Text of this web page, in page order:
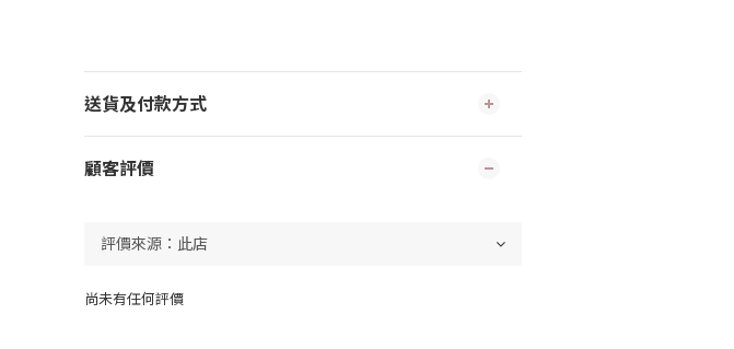
送貨及付款方式
顧客評價
尚未有任何評價